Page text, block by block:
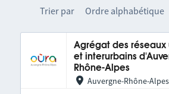
Trier par Ordre alphabétique
Agrégat des réseaux
et interurbains
Rhône-Alpes
Auvergne-Rhône-Alpes